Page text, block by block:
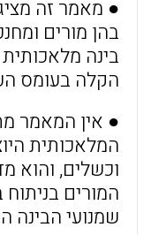
● מאמר זה
בהן מורים
בינה
הקלה בעומס
● אין המאמר
המלאכותית
וכשלים, והוא
המורים
שמנועי הבינה